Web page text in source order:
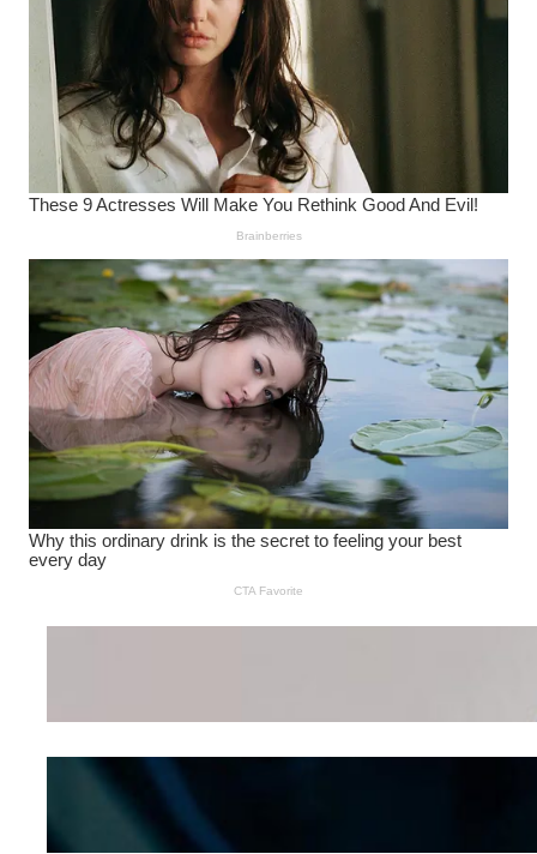
Wanita Pamer Pakaian
Kepribadian